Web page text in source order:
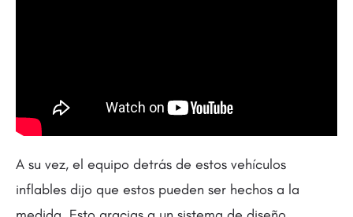
A su vez, el equipo detrás de estos vehículos
inflables dijo que estos pueden ser hechos a la